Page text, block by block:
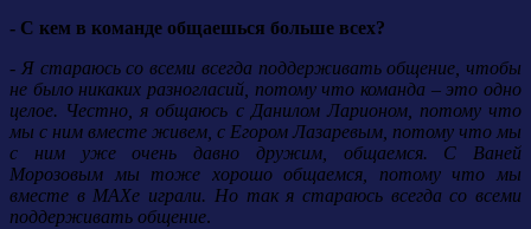
- С кем в команде общаешься больше всех?
- Я стараюсь со всеми всегда поддерживать общение, чтобы
не было никаких разногласий, потому что команда – это одно
целое. Честно, я общаюсь с Данилом Ларионом, потому что
мы с ним вместе живем, с Егором Лазаревым, потому что мы
с ним уже очень давно дружим, общаемся. С Ваней
Морозовым мы тоже хорошо общаемся, потому что мы
вместе в МАХе играли. Но так я стараюсь всегда со всеми
поддерживать общение.